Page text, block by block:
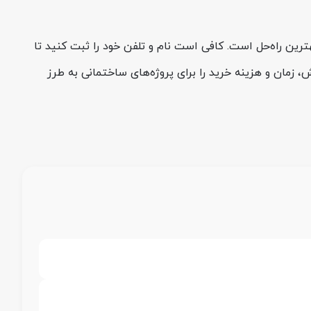
راه‌حل است. کافی است نام و تلفن خود را ثبت کنید تا
و هزینه خرید را برای پروژه‌های ساختمانی به طرز